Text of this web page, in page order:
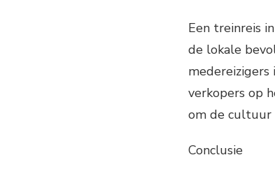
Een treinreis
de lokale
verkopers op
om de cultuur
Conclusie